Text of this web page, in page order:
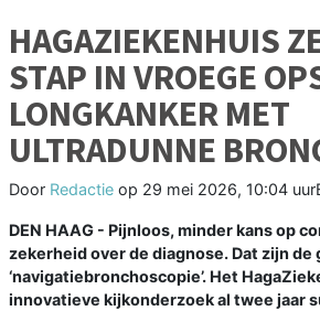
HAGAZIEKENHUIS
STAP IN VROEGE
LONGKANKER MET
ULTRADUNNE
Door Redactie op 29 mei 2026, 10:04 uur
DEN HAAG - Pijnloos, minder kans op
zekerheid over de diagnose. Dat zijn
‘navigatiebronchoscopie’. Het
innovatieve kijkonderzoek al twee jaar